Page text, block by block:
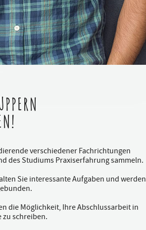
verschiedener Fachrichtungen
des Studiums Praxiserfahrung sammeln.
Sie interessante Aufgaben und werden
die Möglichkeit, Ihre Abschlussarbeit in
schreiben.